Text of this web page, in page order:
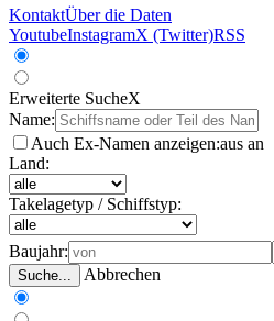
KontaktÜber die Daten
YoutubeInstagramX (Twitter)RSS
Erweiterte SucheX
Name:
Auch Ex-Namen anzeigen:aus an
Land:
Takelagetyp / Schiffstyp:
Baujahr:
Suche... Abbrechen